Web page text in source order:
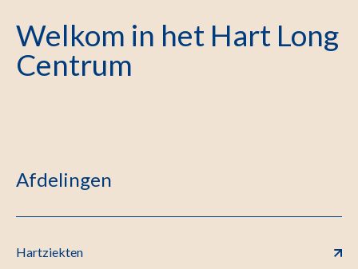
Welkom in het Hart Long
Centrum
Afdelingen
Hartziekten